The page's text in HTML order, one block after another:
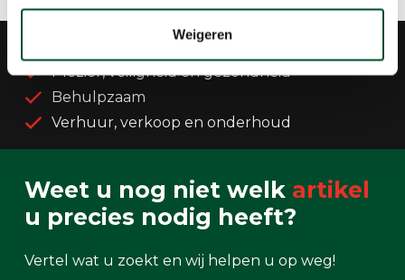
Weigeren
Plezier, veiligheid en gezondheid
Behulpzaam
Verhuur, verkoop en onderhoud
Weet u nog niet welk artikel
u precies nodig heeft?
Vertel wat u zoekt en wij helpen u op weg!